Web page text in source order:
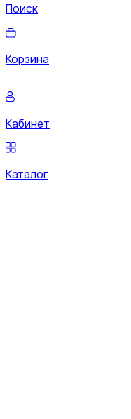
Поиск
Корзина
Кабинет
Каталог